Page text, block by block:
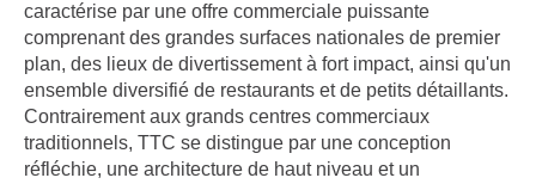
caractérise par une offre commerciale puissante
comprenant des grandes surfaces nationales de premier
plan, des lieux de divertissement à fort impact, ainsi qu'un
ensemble diversifié de restaurants et de petits détaillants.
Contrairement aux grands centres commerciaux
traditionnels, TTC se distingue par une conception
réfléchie, une architecture de haut niveau et un